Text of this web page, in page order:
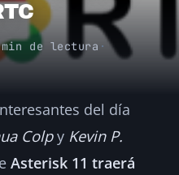
de lectura ·
del día
Colpy Kevin P.
Asterisk 11 traerá